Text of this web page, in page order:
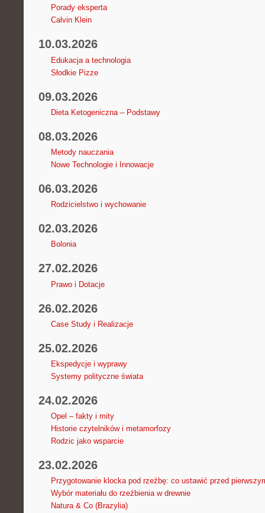
Porady eksperta
Calvin Klein
10.03.2026
Edukacja a technologia
Słodkie Pizze
09.03.2026
Dieta Ketogeniczna – Podstawy
08.03.2026
Metody nauczania
Nowe Technologie i Innowacje
06.03.2026
Rodzicielstwo i wychowanie
02.03.2026
Bolonia
27.02.2026
Prawo i Dotacje
26.02.2026
Case Study i Realizacje
25.02.2026
Ekspedycje i wyprawy
Systemy polityczne świata
24.02.2026
Opel – fakty i mity
Historie czytelników i metamorfozy
Rodzic jako wsparcie
23.02.2026
Przygotowanie klocka pod rzeźbę: co ustawić przed
Wybór materiału do rzeźbienia w drewnie
Natura & Co (Brazylia)